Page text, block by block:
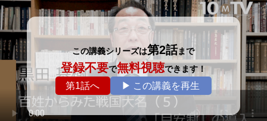
この講義シリーズは第2話まで
登録不要で無料視聴できます！
第1話へ ▶ この講義を再生